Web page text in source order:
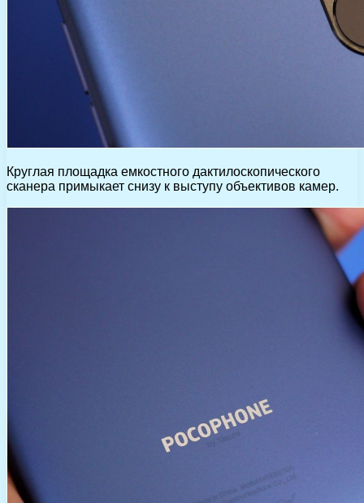
Круглая площадка емкостного дактилоскопического
сканера примыкает снизу к выступу объективов камер.